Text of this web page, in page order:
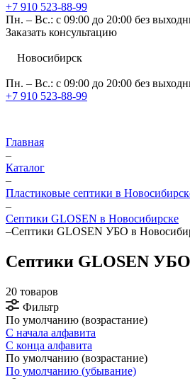
+7 910 523-88-99
Пн. – Вс.: с 09:00 до 20:00 без
Заказать консультацию
Новосибирск
Пн. – Вс.: с 09:00 до 20:00 без
+7 910 523-88-99
Главная
–
Каталог
–
Пластиковые септики в
–
Септики GLOSEN в Новосибирске
–Септики GLOSEN УБО в
Септики GLOSEN УБО
20 товаров
Фильтр
По умолчанию (возрастание)
С начала алфавита
С конца алфавита
По умолчанию (возрастание)
По умолчанию (убывание)